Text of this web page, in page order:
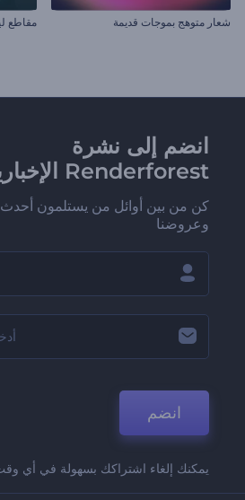
شعار متوهج بموجات قديمة مقاطع
انضم إلى نشرة
Renderforest الإخبارية
كن من بين أوائل من يستلمون أحدث
وعروضنا
انضم
يمكنك إلغاء اشتراكك بسهولة في أي